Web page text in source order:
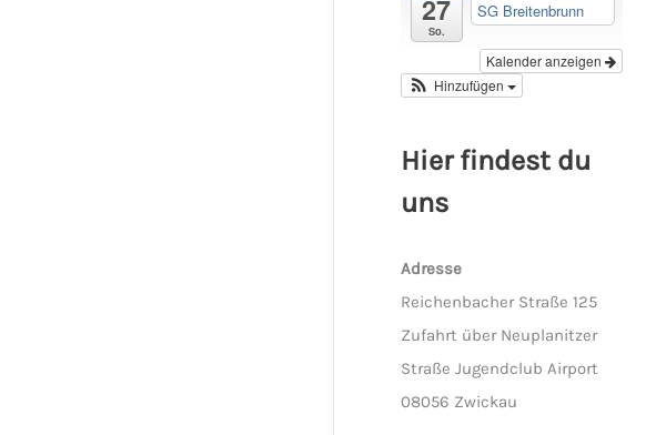
27
So.
SG Breitenbrunn
Kalender anzeigen
Hinzufügen
Hier findest du
uns
Adresse
Reichenbacher Straße 125
Zufahrt über Neuplanitzer
Straße Jugendclub Airport
08056 Zwickau